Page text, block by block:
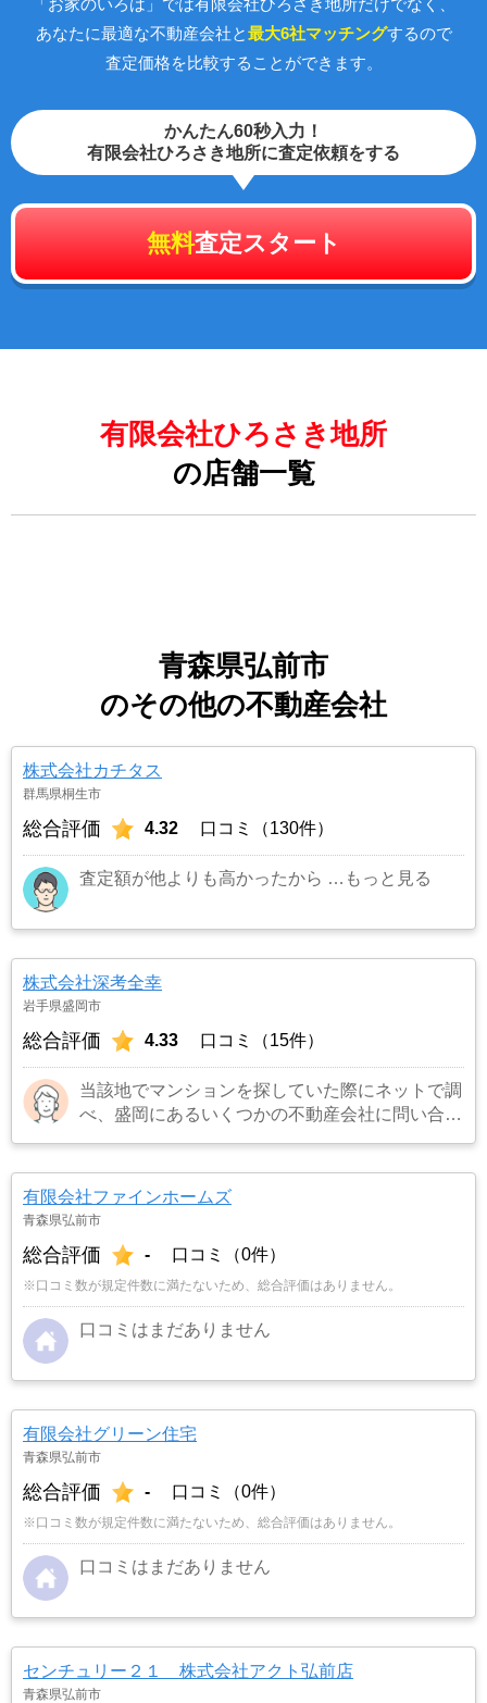
あなたに最適な不動産会社と最大6社マッチングするので
査定価格を比較することができます。
かんたん60秒入力！
有限会社ひろさき地所に査定依頼をする
無料査定スタート
有限会社ひろさき地所
の店舗一覧
青森県弘前市
のその他の不動産会社
株式会社カチタス
群馬県桐生市
総合評価 4.32 口コミ（130件）
査定額が他よりも高かったから …もっと見る
株式会社深考全幸
岩手県盛岡市
総合評価 4.33 口コミ（15件）
当該地でマンションを探していた際にネットで調
べ、盛岡にあるいくつかの不動産会社に問い合わ
者は出張先から電話を下さり誠意を感じたからで
す。…もっと見る
有限会社ファインホームズ
青森県弘前市
総合評価 - 口コミ（0件）
※口コミ数が規定件数に満たないため、総合評価はありません。
口コミはまだありません
有限会社グリーン住宅
青森県弘前市
総合評価 - 口コミ（0件）
※口コミ数が規定件数に満たないため、総合評価はありません。
口コミはまだありません
センチュリー２１ 株式会社アクト弘前店
青森県弘前市